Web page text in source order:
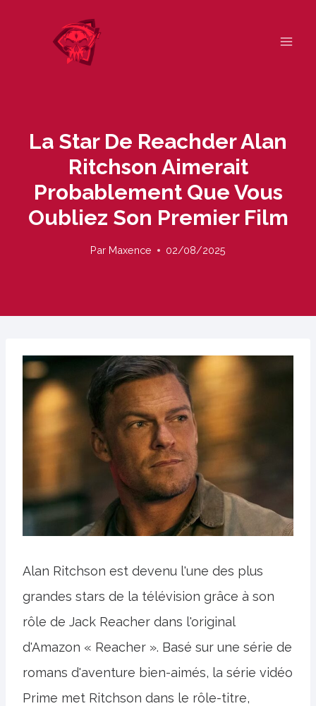
La Star De Reachder Alan
Ritchson Aimerait
Probablement Que Vous
Oubliez Son Premier Film
Par Maxence 02/08/2025
Alan Ritchson est devenu l'une des plus
grandes stars de la télévision grâce à son
rôle de Jack Reacher dans l'original
d'Amazon « Reacher ». Basé sur une série de
romans d'aventure bien-aimés, la série vidéo
Prime met Ritchson dans le rôle-titre,